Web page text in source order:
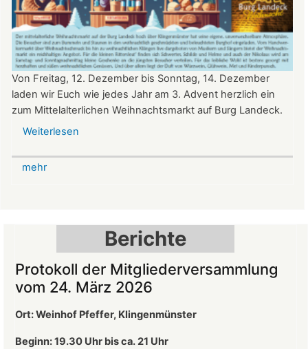
Von Freitag, 12. Dezember bis Sonntag, 14. Dezember
laden wir Euch wie jedes Jahr am 3. Advent herzlich ein
zum Mittelalterlichen Weihnachtsmarkt auf Burg Landeck.
Weiterlesen
Landeck
mehr
Berichte
Protokoll der Mitgliederversammlung
vom 24. März 2026
Ort: Weinhof Pfeffer, Klingenmünster
Beginn: 19.30 Uhr bis ca. 21 Uhr